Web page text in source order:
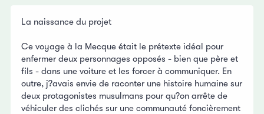
La naissance du projet
Ce voyage à la Mecque était le prétexte idéal pour
enfermer deux personnages opposés - bien que père et
fils - dans une voiture et les forcer à communiquer. En
outre, j?avais envie de raconter une histoire humaine sur
deux protagonistes musulmans pour qu?on arrête de
véhiculer des clichés sur une communauté foncièrement